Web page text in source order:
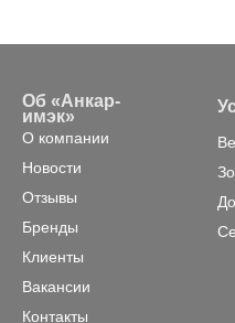
Об «Анкар-
имэк»
О компании
Новости
Отзывы
Бренды
Клиенты
Вакансии
Контакты